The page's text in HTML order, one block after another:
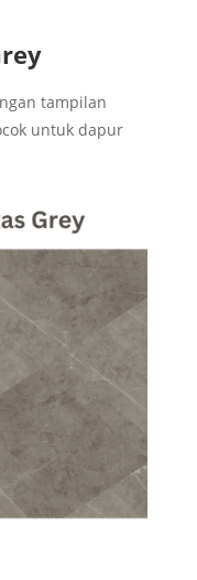
tampilan
untuk dapur